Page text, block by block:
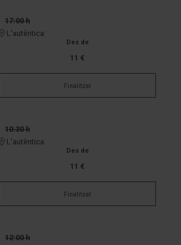
17:00 h
L'autèntica
Des de
11 €
Finalitzat
10:30 h
L'autèntica
Des de
11 €
Finalitzat
12:00 h